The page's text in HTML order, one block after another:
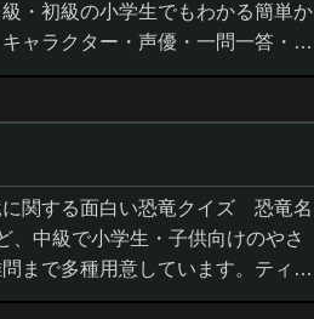
初級の小学生でもわかる簡単か
ャラクター・声優・一問一答・3
関する面白い恐竜クイズ 恐竜名
、中級で小学生・子供向けのやさ
まで多種用意しています。ティラ
ルス,モササ...